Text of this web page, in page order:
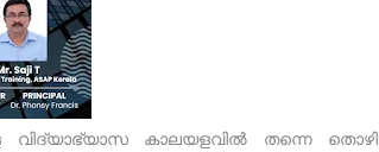
കാലയളവിൽ തന്നെ